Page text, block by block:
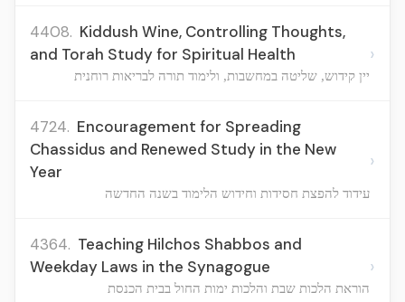
4408. Kiddush Wine, Controlling Thoughts,
and Torah Study for Spiritual Health
יין קידוש, שליטה במחשבות, ולימוד תורה לבריאות רוחנית
›
4724. Encouragement for Spreading
Chassidus and Renewed Study in the New
Year
עידוד להפצת חסידות וחידוש הלימוד בשנה החדשה
›
4364. Teaching Hilchos Shabbos and
Weekday Laws in the Synagogue
הוראת הלכות שבת והלכות ימות החול בבית הכנסת
›